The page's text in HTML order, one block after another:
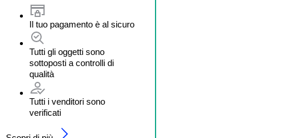
Il tuo pagamento è al sicuro
Tutti gli oggetti sono
sottoposti a controlli di
qualità
Tutti i venditori sono
verificati